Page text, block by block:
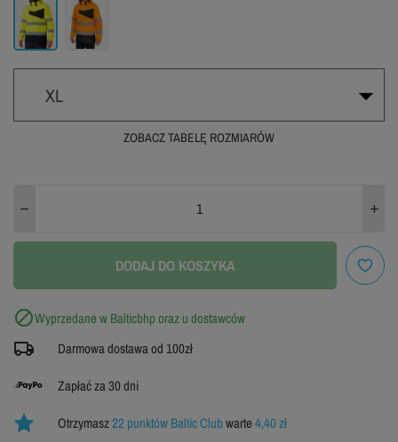
Żółty Pomarańczowy
XL
M
XXL
WYPRZEDANE
WYPRZEDANE
4XL
WYPRZEDANE
ZOBACZ TABELĘ ROZMIARÓW
ZOBACZ TABELĘ ROZMIARÓW
DODAJ DO KOSZYKA
Wyprzedane w Balticbhp oraz u dostawców
Darmowa dostawa od 100zł
Zapłać za 30 dni
Otrzymasz22 punktów Baltic Clubwarte4,40 zł